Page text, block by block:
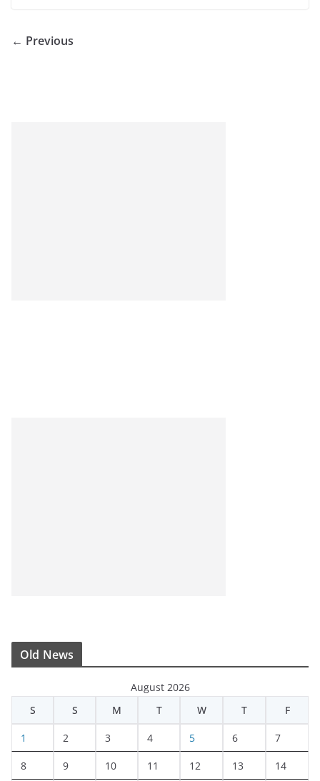
← Previous
Old News
August 2026
S
S M T W T F
1 2 3 4 5 6 7
8 9 10 11 12 13 14